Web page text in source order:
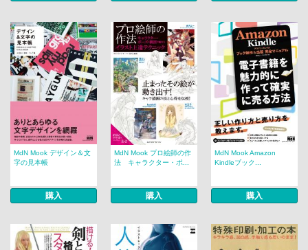
MdN Mook デザイン＆文
字の見本帳
購入
MdN Mook プロ絵師の作
法 キャラクター・ポ...
購入
MdN Mook Amazon
Kindleブック...
購入